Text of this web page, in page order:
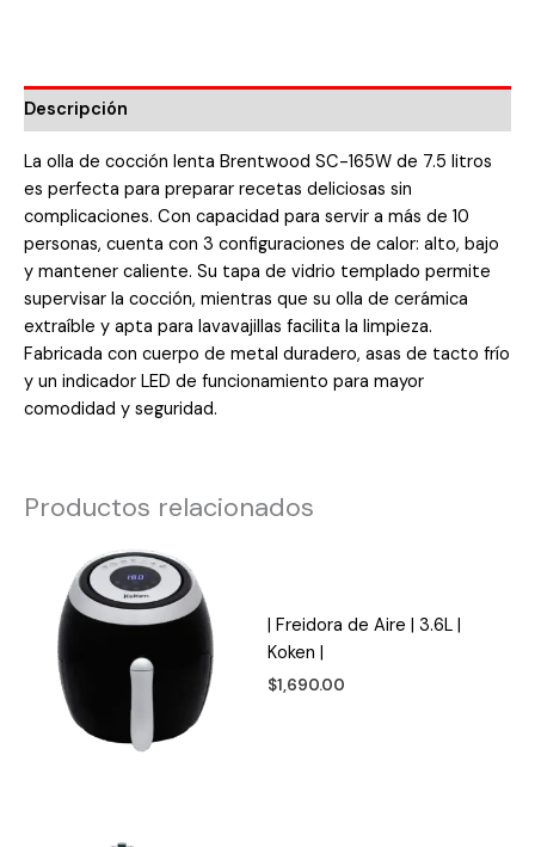
Descripción
La olla de cocción lenta Brentwood SC-165W de 7.5 litros
es perfecta para preparar recetas deliciosas sin
complicaciones. Con capacidad para servir a más de 10
personas, cuenta con 3 configuraciones de calor: alto, bajo
y mantener caliente. Su tapa de vidrio templado permite
supervisar la cocción, mientras que su olla de cerámica
extraíble y apta para lavavajillas facilita la limpieza.
Fabricada con cuerpo de metal duradero, asas de tacto frío
y un indicador LED de funcionamiento para mayor
comodidad y seguridad.
Productos relacionados
| Freidora de Aire | 3.6L |
Koken |
$1,690.00